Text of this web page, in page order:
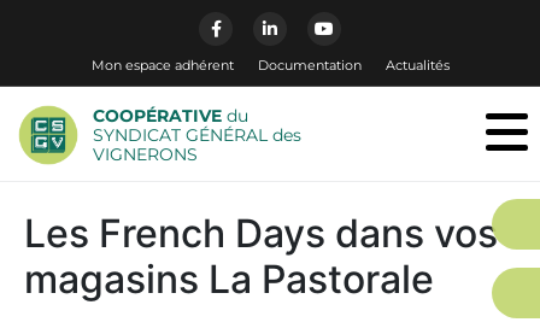
Mon espace adhérent Documentation Actualités
COOPÉRATIVE du
SYNDICAT GÉNÉRAL des
VIGNERONS
Les French Days dans vos
magasins La Pastorale